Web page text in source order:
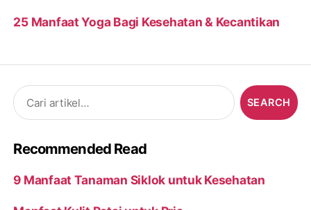
25 Manfaat Yoga Bagi Kesehatan & Kecantikan
Search
for:
Recommended Read
9 Manfaat Tanaman Siklok untuk Kesehatan